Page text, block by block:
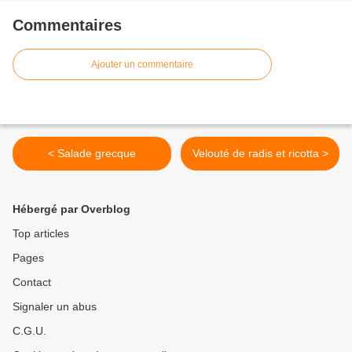
Commentaires
Ajouter un commentaire
< Salade grecque Velouté de radis et ricotta >
Hébergé par Overblog
Top articles
Pages
Contact
Signaler un abus
C.G.U.